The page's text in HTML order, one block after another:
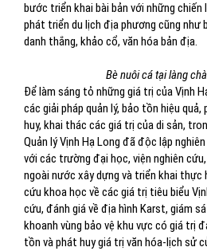
bước triển khai bài bản với những
phát triển du lịch địa phương cũng như
danh thắng, khảo cổ, văn hóa bản địa.
Bè nuôi cá tại làng
Để làm sáng tỏ những giá trị của Vịnh
các giải pháp quản lý, bảo tồn hiệu
huy, khai thác các giá trị của di sản,
Quản lý Vịnh Hạ Long đã độc lập
với các trường đại học, viện nghiên
ngoài nước xây dựng và triển khai thực
cứu khoa học về các giá trị tiêu biểu
cứu, đánh giá về địa hình Karst, giám
khoanh vùng bảo vệ khu vực có giá trị
tồn và phát huy giá trị văn hóa-lịch sử